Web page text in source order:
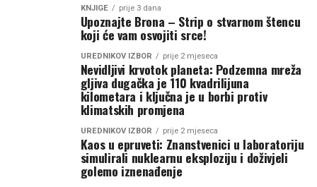
KNJIGE prije 3 dana
Upoznajte Brona – Strip o stvarnom štencu
koji će vam osvojiti srce!
UREDNIKOV IZBOR prije 2 mjeseca
Nevidljivi krvotok planeta: Podzemna mreža
gljiva dugačka je 110 kvadrilijuna
kilometara i ključna je u borbi protiv
klimatskih promjena
UREDNIKOV IZBOR prije 2 mjeseca
Kaos u epruveti: Znanstvenici u laboratoriju
simulirali nuklearnu eksploziju i doživjeli
golemo iznenađenje